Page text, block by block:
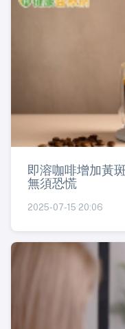
即溶咖啡增加黃
無須恐慌
2025-07-15 20:06